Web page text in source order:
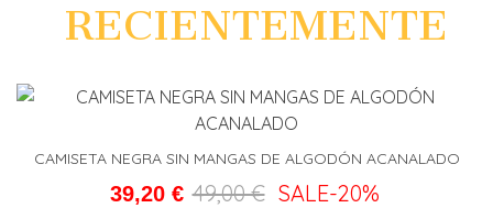
RECIENTEMENTE
CAMISETA NEGRA SIN MANGAS DE ALGODÓN ACANALADO
39,20 € 49,00 € SALE-20%